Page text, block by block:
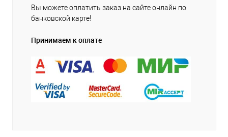
Вы можете оплатить заказ на сайте онлайн по
банковской карте!
Принимаем к оплате